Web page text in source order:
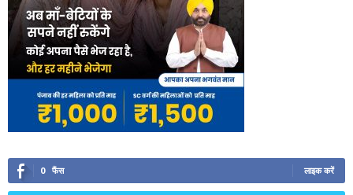
0 फैंस लाइक करें